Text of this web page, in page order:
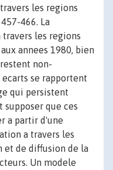
les regions
466. La
les regions
annees 1980, bien
non-
se rapportent
qui persistent
que ces
a partir d'une
a travers les
et de diffusion de la
Un modele